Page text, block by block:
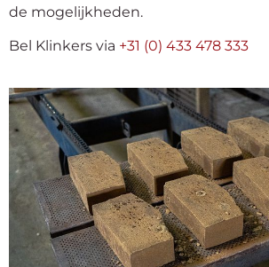
de mogelijkheden.
Bel Klinkers via +31 (0) 433 478 333